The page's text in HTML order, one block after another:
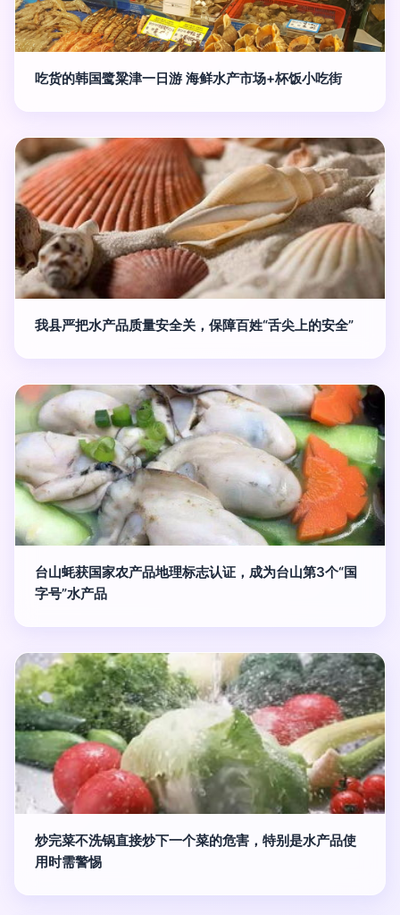
吃货的韩国鹭粱津一日游 海鲜水产市场+杯饭小吃街
我县严把水产品质量安全关，保障百姓“舌尖上的安全”
台山蚝获国家农产品地理标志认证，成为台山第3个“国
字号”水产品
炒完菜不洗锅直接炒下一个菜的危害，特别是水产品使
用时需警惕